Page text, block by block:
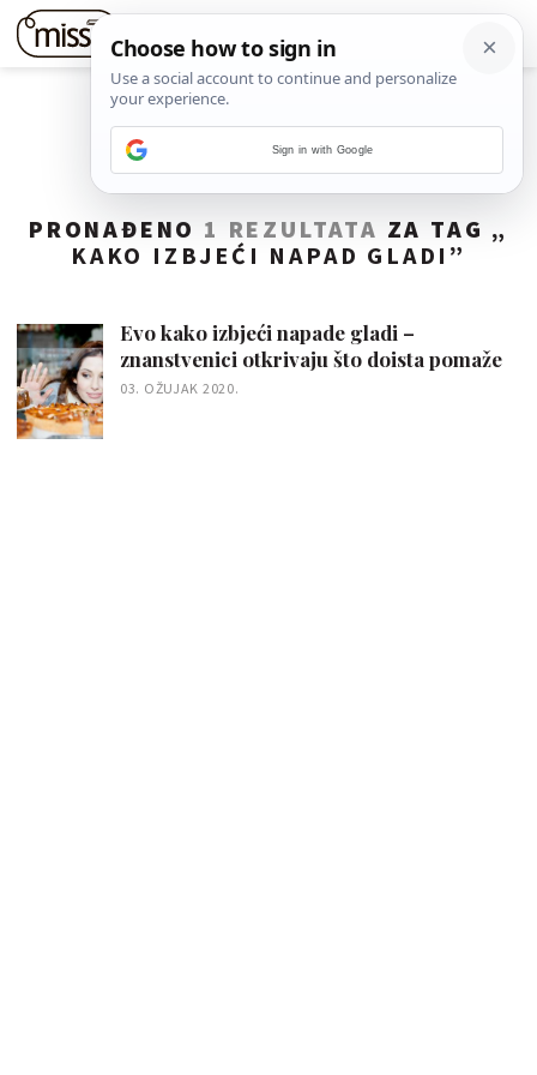
PRONAĐENO 1 REZULTATA ZA TAG „
KAKO IZBJEĆI NAPAD GLADI ”
Evo kako izbjeći napade gladi –
znanstvenici otkrivaju što doista pomaže
03. OŽUJAK 2020.
Sign in with Google